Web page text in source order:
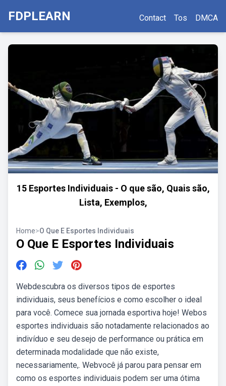
FDPLEARN Contact Tos DMCA
15 Esportes Individuais - O que são, Quais são,
Lista, Exemplos,
Home>O Que E Esportes Individuais
O Que E Esportes Individuais
Webdescubra os diversos tipos de esportes
individuais, seus benefícios e como escolher o ideal
para você. Comece sua jornada esportiva hoje! Webos
esportes individuais são notadamente relacionados ao
indivíduo e seu desejo de performance ou prática em
determinada modalidade que não existe,
necessariamente,. Webvocê já parou para pensar em
como os esportes individuais podem ser uma ótima